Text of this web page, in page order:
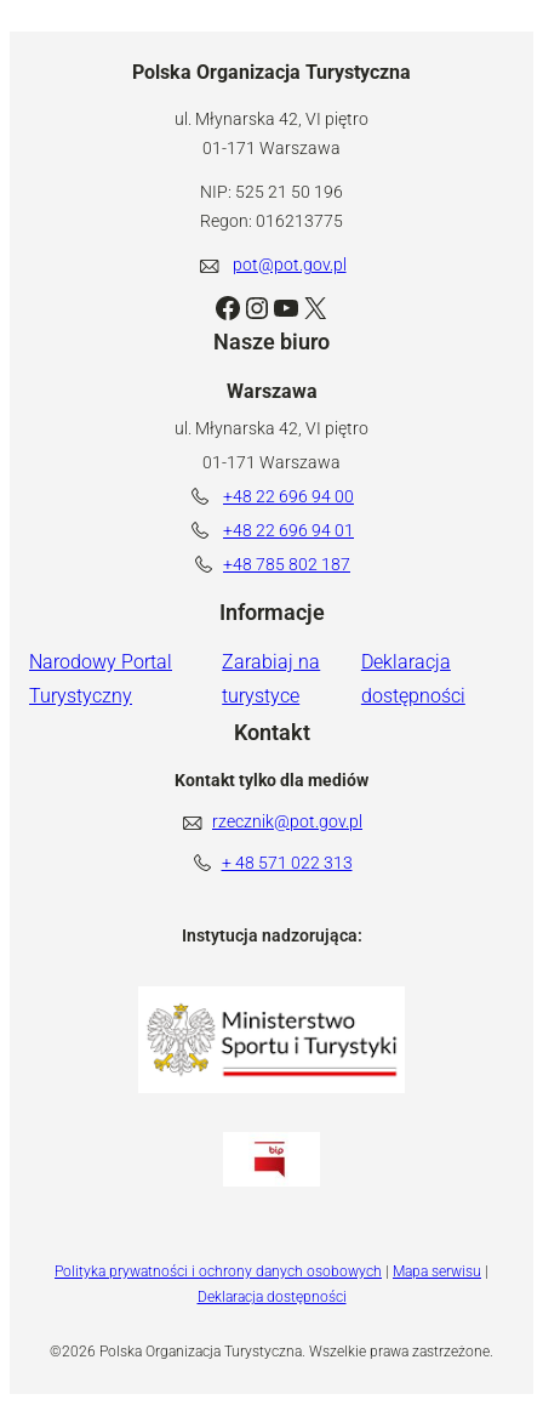
Polska Organizacja Turystyczna
ul. Młynarska 42, VI piętro
01-171 Warszawa
NIP: 525 21 50 196
Regon: 016213775
pot@pot.gov.pl
Facebook Instagram YouTube X
Nasze biuro
Warszawa
ul. Młynarska 42, VI piętro
01-171 Warszawa
+48 22 696 94 00
+48 22 696 94 01
+48 785 802 187
Informacje
Narodowy Portal
Turystyczny
Zarabiaj na
turystyce
Deklaracja
dostępności
Kontakt
Kontakt tylko dla mediów
rzecznik@pot.gov.pl
+ 48 571 022 313
Instytucja nadzorująca:
©2026 Polska Organizacja Turystyczna. Wszelkie prawa zastrzeżone.
Polityka prywatności i ochrony danych osobowych | Mapa serwisu |
Deklaracja dostępności